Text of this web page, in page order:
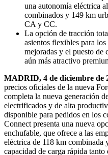
una autonomía eléctrica
combinados y 149 km
CA y CC.
La opción de tracción
asientos flexibles para
mejoradas y el puesto de
aún más atractivo
MADRID, 4 de diciembre de
precios oficiales de la nueva
completa la nueva generación
electrificados y de alta
disponible para pedidos en los
Connect presenta una nueva
enchufable, que ofrece a las
eléctrica de 118 km combinada
capacidad de carga rápida